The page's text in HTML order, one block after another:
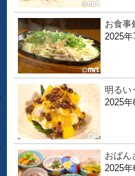
お食事
2025年
明るい
2025
おばん
2025